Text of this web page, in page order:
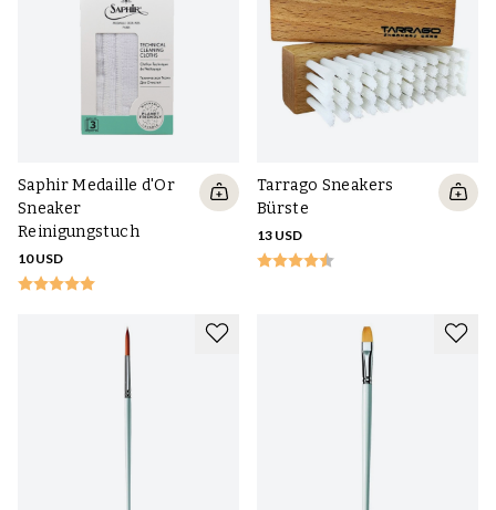
Saphir Medaille d'Or
Sneaker
Reinigungstuch
10 USD
Tarrago Sneakers
Bürste
13 USD